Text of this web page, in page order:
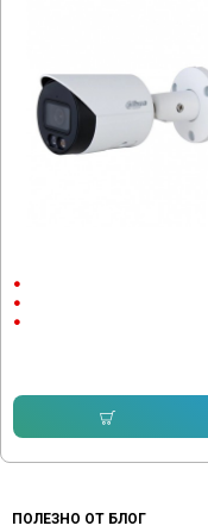
ПОЛЕЗНО ОТ БЛОГ